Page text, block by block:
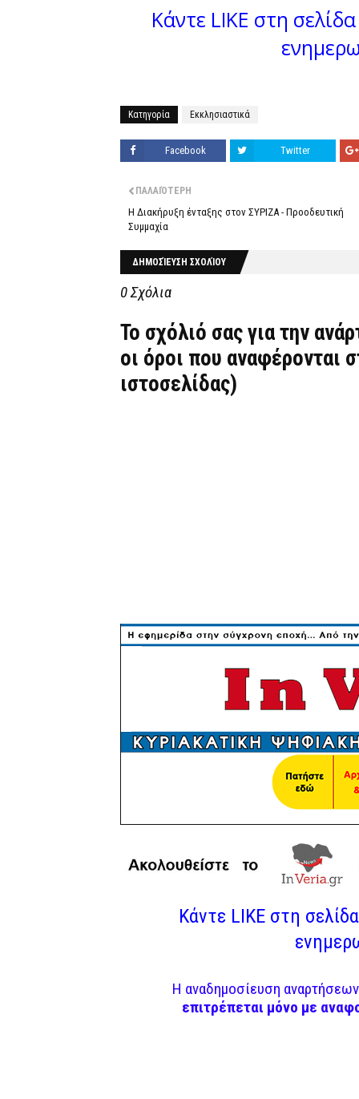
Κάντε LIKE στη
Κατηγορία Εκκλησιαστικά
Facebook Twitter
ΠΑΛΑΙΌΤΕΡΗ
Η Διακήρυξη ένταξης στον ΣΥΡΙΖΑ - Προοδευτική
Συμμαχία
ΔΗΜΟΣΊΕΥΣΗ ΣΧΟΛΊΟΥ
0 Σχόλια
Το σχόλιό σας για την
οι όροι που αναφέρονται
ιστοσελίδας)
Κάντε LIKE στη
Η αναδημοσίευση
επιτρέπεται μόνο με